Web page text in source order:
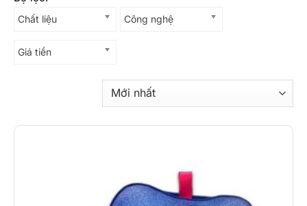
Chất liệu Công nghệ
Giá tiền